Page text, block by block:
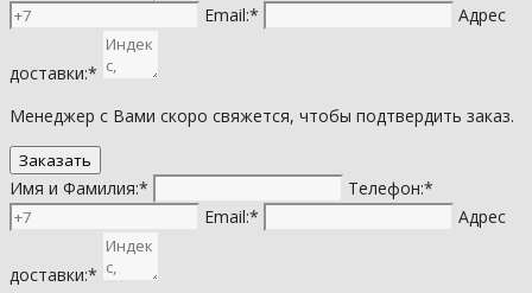
Email:*
Адрес
доставки:*
Менеджер с Вами скоро свяжется, чтобы подтвердить заказ.
Имя и Фамилия:*
Телефон:*
Email:*
Адрес
доставки:*